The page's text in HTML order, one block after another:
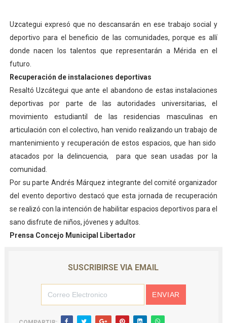
Fundecem inició con éxito el taller vacacional de
El Lactario del Iahula celebra la Semana Mundial de la
Plan Vacacional "Venezuela Ríe 2026" brinda
Iniciación al yoga reúne a diversos clubes deportivos
Mincomunas impulsa el autogobierno en Mérida con
Expertos inspeccionan espacios del OAN para la
Uzcategui expresó que no descansarán en ese trabajo social y
deportivo para el beneficio de las comunidades, porque es allí
donde nacen los talentos que representarán a Mérida en el
futuro.
Recuperación de instalaciones deportivas
Resaltó Uzcátegui que ante el abandono de estas instalaciones
deportivas por parte de las autoridades universitarias, el
movimiento estudiantil de las residencias masculinas en
articulación con el colectivo, han venido realizando un trabajo de
mantenimiento y recuperación de estos espacios, que han sido
atacados por la delincuencia, para que sean usadas por la
comunidad.
Por su parte Andrés Márquez integrante del comité organizador
del evento deportivo destacó que esta jornada de recuperación
se realizó con la intención de habilitar espacios deportivos para el
sano disfrute de niños, jóvenes y adultos.
Prensa Concejo Municipal Libertador
SUSCRIBIRSE VIA EMAIL